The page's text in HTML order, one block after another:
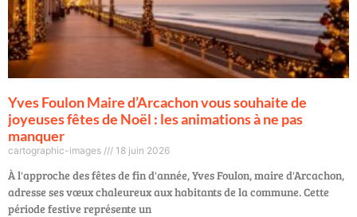
Yves Foulon Maire d’Arcachon vous souhaite de
joyeuses fêtes de Noël : les animations à ne pas
manquer
cartographic-images 18 juin 2026
À l'approche des fêtes de fin d'année, Yves Foulon, maire d'Arcachon,
adresse ses vœux chaleureux aux habitants de la commune. Cette
période festive représente un